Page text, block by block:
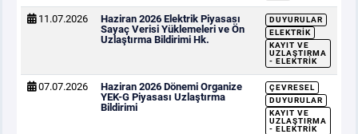
11.07.2026
Haziran 2026 Elektrik Piyasası
Sayaç Verisi Yüklemeleri ve Ön
Uzlaştırma Bildirimi Hk.
DUYURULAR
ELEKTRIK
KAYIT VE
UZLAŞTIRMA
- ELEKTRIK
07.07.2026
Haziran 2026 Dönemi Organize
YEK-G Piyasası Uzlaştırma
Bildirimi
ÇEVRESEL
DUYURULAR
KAYIT VE
UZLAŞTIRMA
- ELEKTRIK